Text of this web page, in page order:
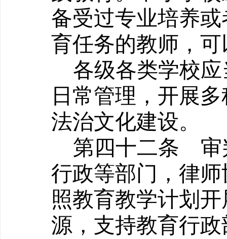
备受过专业培养
育任务的教师，
各级各类学校
日常管理，开展
法治文化建设。
第四十二条 审
行政等部门，律
照教育教学计划
源，支持教育行